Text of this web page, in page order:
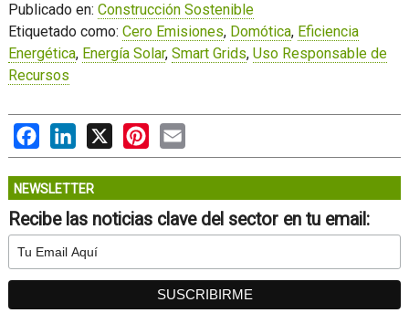
Publicado en: Construcción Sostenible
Etiquetado como: Cero Emisiones, Domótica, Eficiencia
Energética, Energía Solar, Smart Grids, Uso Responsable de
Recursos
FacebookLinkedIn Pinterest
NEWSLETTER
Recibe las noticias clave del sector en tu email: